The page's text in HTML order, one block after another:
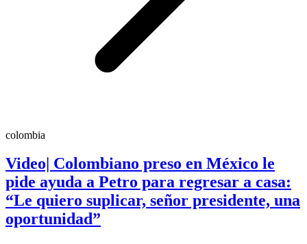
colombia
Video| Colombiano preso en México le
pide ayuda a Petro para regresar a casa:
“Le quiero suplicar, señor presidente, una
oportunidad”